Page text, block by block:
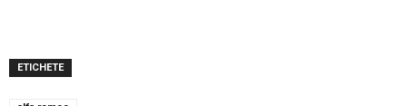
ETICHETE